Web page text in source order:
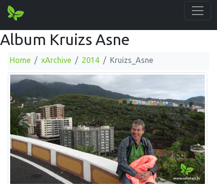
Album Kruizs Asne
Home xArchive 2014 Kruizs_Asne